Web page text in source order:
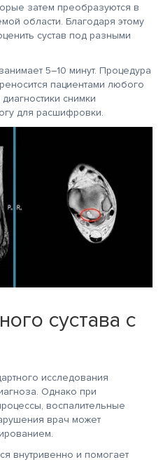
затем преобразуются в
области. Благодаря этому
сустав под разными
5–10 минут. Процедура
пациентами любого
снимки
для расшифровки.
сустава с
исследования
Однако при
воспалительные
врач может
внутривенно и помогает